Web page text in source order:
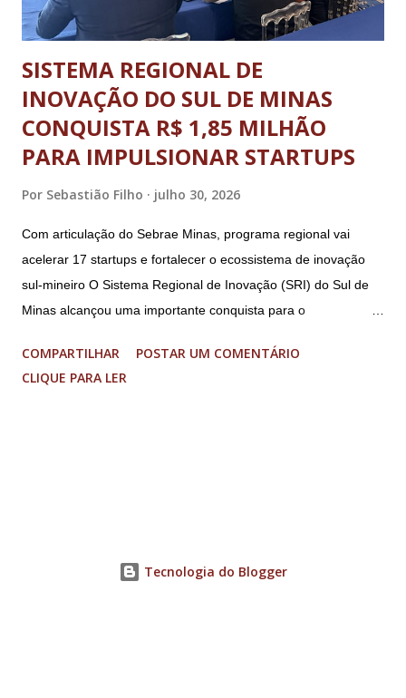
SISTEMA REGIONAL DE
INOVAÇÃO DO SUL DE MINAS
CONQUISTA R$ 1,85 MILHÃO
PARA IMPULSIONAR STARTUPS
Por Sebastião Filho julho 30, 2026
Com articulação do Sebrae Minas, programa regional vai
acelerar 17 startups e fortalecer o ecossistema de inovação
sul-mineiro O Sistema Regional de Inovação (SRI) do Sul de
Minas alcançou uma importante conquista para o
proposta “Acelera Vibra” foi contemplada na Chamada
FAPEMIG/Sede 03/2026 – Novo SEED, garantindo R$ 1,85
conexões com o ecossistema de inovação e aporte financeiro
COMPARTILHAR
POSTAR UM COMENTÁRIO
CLIQUE PARA LER
Tecnologia do Blogger